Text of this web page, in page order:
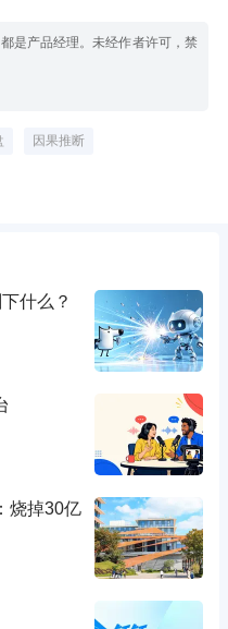
是产品经理。未经作者许可，禁
因果推断
什么？
烧掉30亿